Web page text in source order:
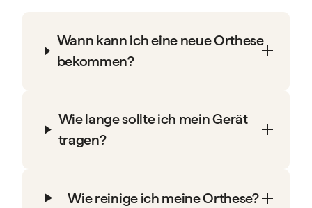
Wann kann ich eine neue Orthese
bekommen?
Wie lange sollte ich mein Gerät
tragen?
Wie reinige ich meine Orthese?